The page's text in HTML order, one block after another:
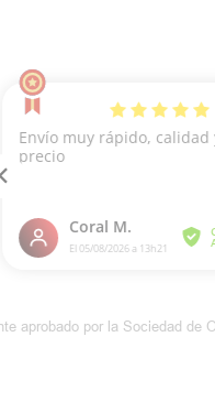
aprobado por la Sociedad de